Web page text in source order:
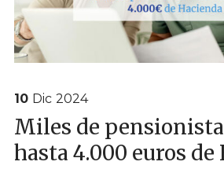
10 Dic 2024
Miles de
hasta 4.000 euros de